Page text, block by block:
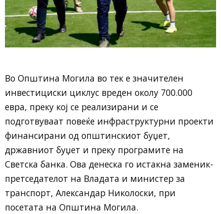
Во Општина Могила во тек е значителен
инвестициски циклус вреден околу 700.000
евра, преку кој се реализирани и се
подготвуваат повеќе инфраструктурни проекти
финансирани од општинскиот буџет,
државниот буџет и преку програмите на
Светска банка. Ова денеска го истакна заменик-
претседателот на Владата и министер за
транспорт, Александар Николоски, при
посетата на Општина Могила.